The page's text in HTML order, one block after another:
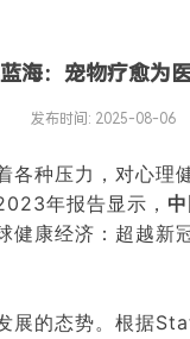
海：宠物疗愈为
发布时间: 2025-08-06
各种压力，对心
年报告显示，
健康经济：超越
展的态势。根据